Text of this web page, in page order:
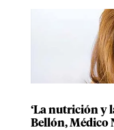
‘La nutrición y
Bellón, Médico